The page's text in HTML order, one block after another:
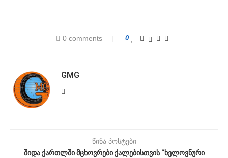
0 comments 0
GMG
წინა პოსტები
შიდა ქართლში მცხოვრები ქალებისთვის “ხელოვნური